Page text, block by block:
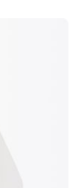
la
de
para la